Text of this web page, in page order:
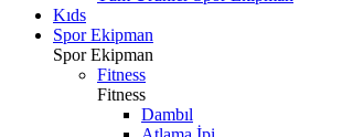
Kıds
Spor Ekipman
Spor Ekipman
Fitness
Fitness
Dambıl